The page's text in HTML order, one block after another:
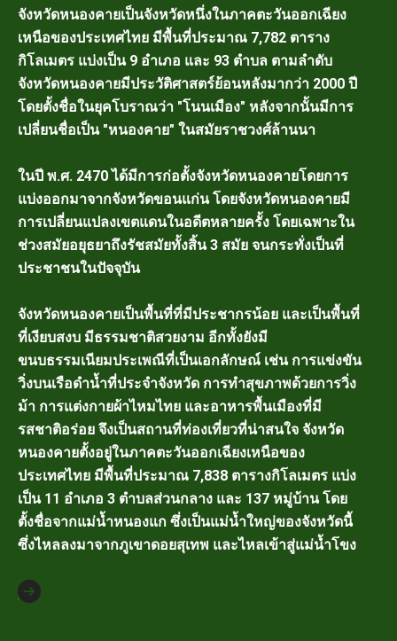
จังหวัดหนองคายเป็นจังหวัดหนึ่งในภาคตะวันออกเฉียง
เหนือของประเทศไทย มีพื้นที่ประมาณ 7,782 ตาราง
กิโลเมตร แบ่งเป็น 9 อำเภอ และ 93 ตำบล ตามลำดับ
จังหวัดหนองคายมีประวัติศาสตร์ย้อนหลังมากว่า 2000 ปี
โดยตั้งชื่อในยุคโบราณว่า "โนนเมือง" หลังจากนั้นมีการ
เปลี่ยนชื่อเป็น "หนองคาย" ในสมัยราชวงศ์ล้านนา
ในปี พ.ศ. 2470 ได้มีการก่อตั้งจังหวัดหนองคายโดยการ
แบ่งออกมาจากจังหวัดขอนแก่น โดยจังหวัดหนองคายมี
การเปลี่ยนแปลงเขตแดนในอดีตหลายครั้ง โดยเฉพาะใน
ช่วงสมัยอยุธยาถึงรัชสมัยทั้งสิ้น 3 สมัย จนกระทั่งเป็นที่
ประชาชนในปัจจุบัน
จังหวัดหนองคายเป็นพื้นที่ที่มีประชากรน้อย และเป็นพื้นที่
ที่เงียบสงบ มีธรรมชาติสวยงาม อีกทั้งยังมี
ขนบธรรมเนียมประเพณีที่เป็นเอกลักษณ์ เช่น การแข่งขัน
วิ่งบนเรือดำน้ำที่ประจำจังหวัด การทำสุขภาพด้วยการวิ่ง
ม้า การแต่งกายผ้าไหมไทย และอาหารพื้นเมืองที่มี
รสชาติอร่อย จึงเป็นสถานที่ท่องเที่ยวที่น่าสนใจ จังหวัด
หนองคายตั้งอยู่ในภาคตะวันออกเฉียงเหนือของ
ประเทศไทย มีพื้นที่ประมาณ 7,838 ตารางกิโลเมตร แบ่ง
เป็น 11 อำเภอ 3 ตำบลส่วนกลาง และ 137 หมู่บ้าน โดย
ตั้งชื่อจากแม่น้ำหนองแก ซึ่งเป็นแม่น้ำใหญ่ของจังหวัดนี้
ซึ่งไหลลงมาจากภูเขาดอยสุเทพ และไหลเข้าสู่แม่น้ำโขง